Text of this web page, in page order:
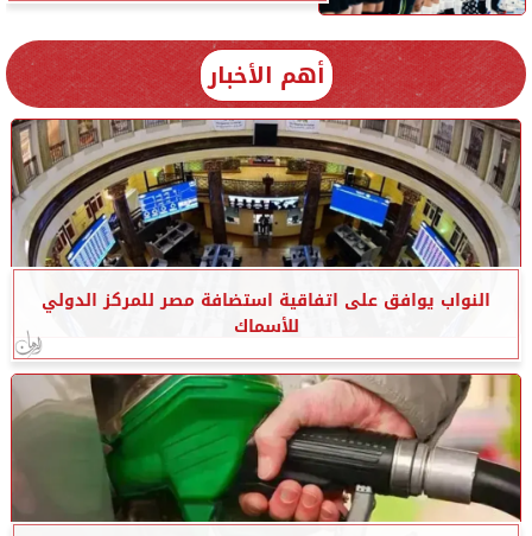
أهم الأخبار
النواب يوافق على اتفاقية استضافة مصر للمركز الدولي
للأسماك